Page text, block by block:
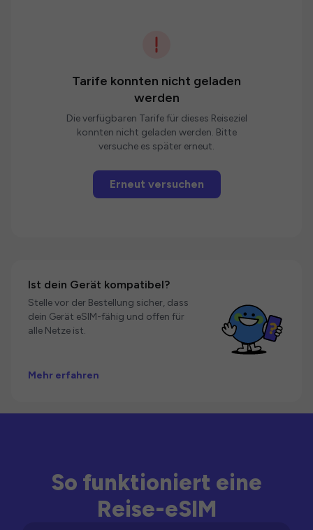
Tarife konnten nicht geladen
werden
Die verfügbaren Tarife für dieses Reiseziel
konnten nicht geladen werden. Bitte
versuche es später erneut.
Erneut versuchen
Ist dein Gerät kompatibel?
Stelle vor der Bestellung sicher, dass
dein Gerät eSIM-fähig und offen für
alle Netze ist.
Mehr erfahren
So funktioniert eine
Reise-eSIM